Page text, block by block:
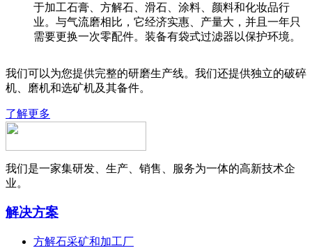
于加工石膏、方解石、滑石、涂料、颜料和化妆品行
业。与气流磨相比，它经济实惠、产量大，并且一年只
需要更换一次零配件。装备有袋式过滤器以保护环境。
我们可以为您提供完整的研磨生产线。我们还提供独立的破碎
机、磨机和选矿机及其备件。
了解更多
我们是一家集研发、生产、销售、服务为一体的高新技术企
业。
解决方案
方解石采矿和加工厂